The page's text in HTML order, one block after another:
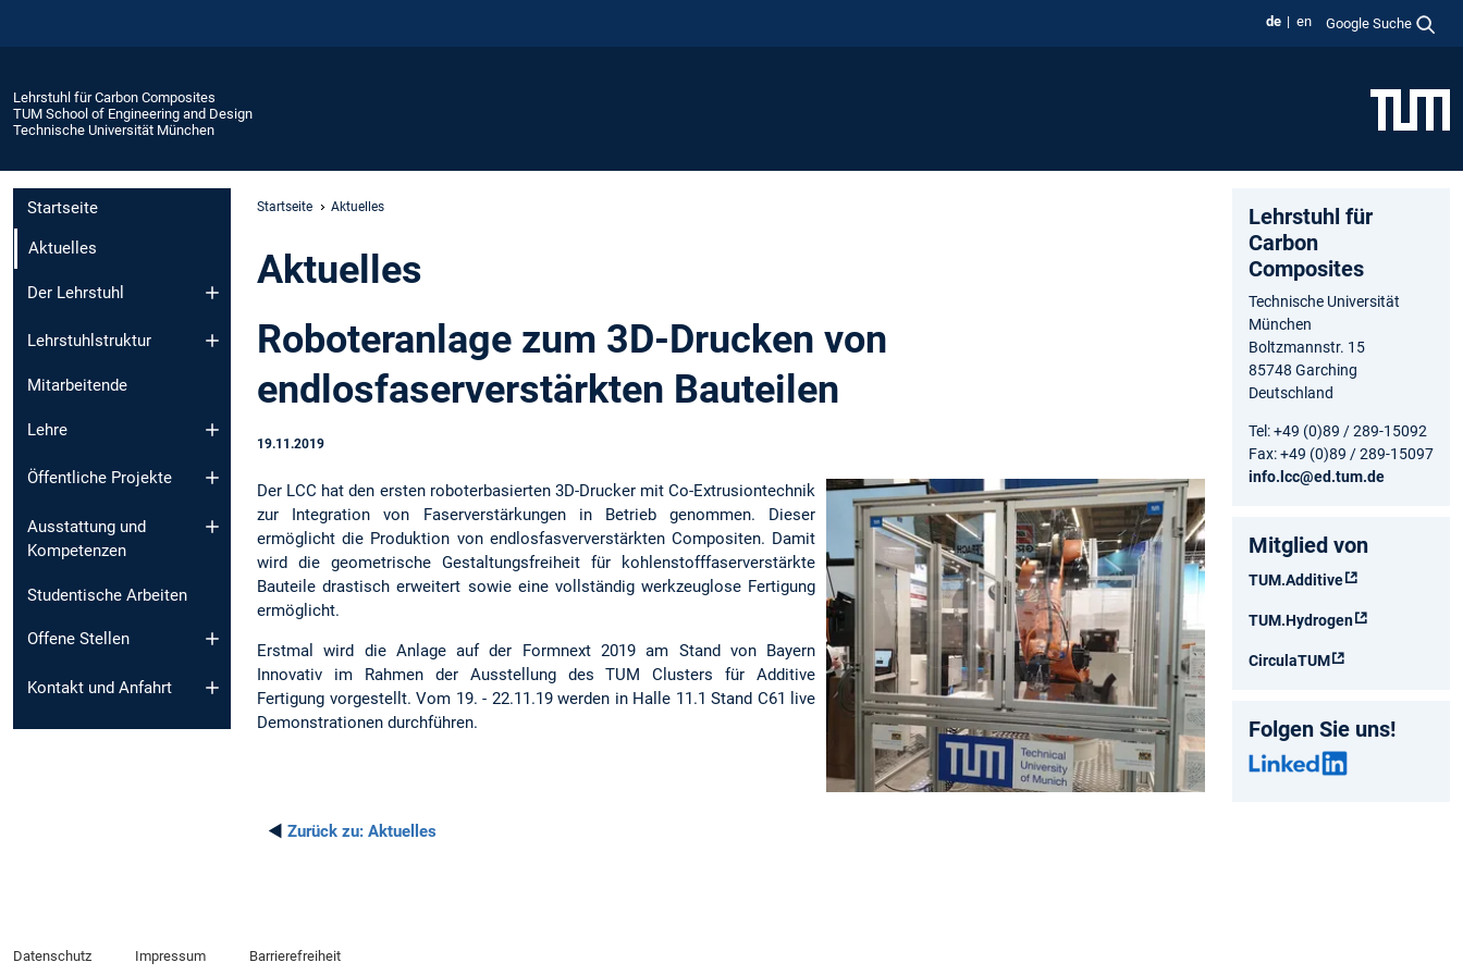
de en Google Suche
Lehrstuhl für Carbon Composites
TUM School of Engineering and Design
Technische Universität München
Startseite
Aktuelles
Der Lehrstuhl
Lehrstuhlstruktur
Mitarbeitende
Lehre
Öffentliche Projekte
Ausstattung und
Kompetenzen
Studentische Arbeiten
Offene Stellen
Kontakt und Anfahrt
Startseite Aktuelles
Aktuelles
Roboteranlage zum 3D-Drucken von
endlosfaserverstärkten Bauteilen
19.11.2019
Der LCC hat den ersten roboterbasierten 3D-Drucker mit Co-Extrusiontechnik
zur Integration von Faserverstärkungen in Betrieb genommen. Dieser
ermöglicht die Produktion von endlosfasververstärkten Compositen. Damit
wird die geometrische Gestaltungsfreiheit für kohlenstofffaserverstärkte
Bauteile drastisch erweitert sowie eine vollständig werkzeuglose Fertigung
ermöglicht.
Erstmal wird die Anlage auf der Formnext 2019 am Stand von Bayern
Innovativ im Rahmen der Ausstellung des TUM Clusters für Additive
Fertigung vorgestellt. Vom 19. - 22.11.19 werden in Halle 11.1 Stand C61 live
Demonstrationen durchführen.
◄ Zurück zu: Aktuelles
Lehrstuhl für
Carbon
Composites
Technische Universität
München
Boltzmannstr. 15
85748 Garching
Deutschland
Tel: +49 (0)89 / 289-15092
Fax: +49 (0)89 / 289-15097
info.lcc@ed.tum.de
Mitglied von
TUM.Additive
TUM.Hydrogen
CirculaTUM
Folgen Sie uns!
Datenschutz Impressum Barrierefreiheit